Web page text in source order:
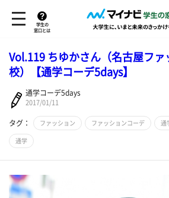
学生の
窓口とは
Vol.119 ちゆかさん（名古屋ファ
校）【通学コーデ5days】
通学コーデ5days
2017/01/11
タグ： ファッション ファッションコーデ 通
通学